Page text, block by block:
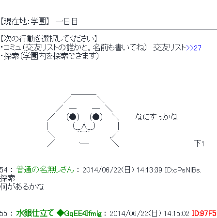
【現在地：学園】　一日目
【次の行動を選択してください】
・コミュ（交友リストの誰かと。名前も書いてね）　交友リスト>>27
・探索（学園内を探索できます）
／　　 　 　＼
／　─　 　 ─　＼
／ 　 （●） 　（●） 　＼　　　なにすっかな
|　 　 　 （__人__）　　 　 |
＼　 　　 ｀⌒´ 　　　,／
／　　　 　ー‐　　　　＼　　　　　　　　　　　　　　下1
54 ： 普通の名無しさん ： 2014/06/22(日) 14:13:39 ID:cPsNlBs.
探索
何があるかな
55 ： 水銀仕立て ◆GqEE4Ifmig ： 2014/06/22(日) 14:15:02